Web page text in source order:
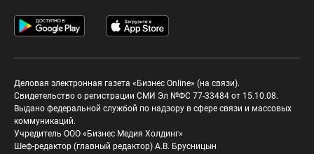
Деловая электронная газета «Бизнес Online» (на связи).
Свидетельство о регистрации СМИ Эл №ФС 77-33484 от 15.10.08.
Выдано федеральной службой по надзору в сфере связи и массовых
коммуникаций.
Учредитель ООО «Бизнес Медия Холдинг»
Шеф-редактор (главный редактор) А.В. Брусницын